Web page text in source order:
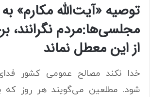
توصیه «آیت‌الله مکارم» به
مجلسی‌ها:مردم نگرانند،
از این معطل نماند
خدا نکند مصالح عمومی کشور
شود. مطلعین می‌گویند هر روز که